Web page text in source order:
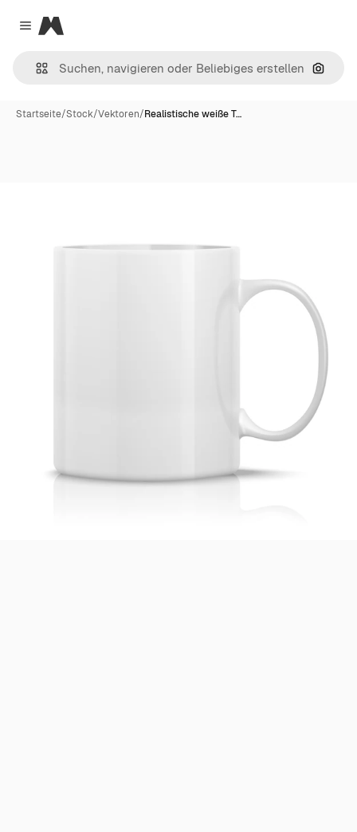
Close menu
Magnific
Nach
Startseite/Stock/Vektoren/Realistische weiße T…